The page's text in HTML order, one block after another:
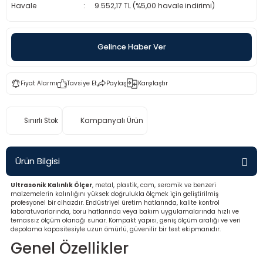
Havale
9.552,17 TL (%5,00 havale indirimi)
Gelince Haber Ver
Fiyat Alarmı Tavsiye Et Paylaş Karşılaştır
Sınırlı Stok Kampanyalı Ürün
Ürün Bilgisi
Ultrasonik Kalınlık Ölçer, metal, plastik, cam, seramik ve benzeri
malzemelerin kalınlığını yüksek doğrulukla ölçmek için geliştirilmiş
profesyonel bir cihazdır. Endüstriyel üretim hatlarında, kalite kontrol
laboratuvarlarında, boru hatlarında veya bakım uygulamalarında hızlı ve
temassız ölçüm olanağı sunar. Kompakt yapısı, geniş ölçüm aralığı ve veri
depolama kapasitesiyle uzun ömürlü, güvenilir bir test ekipmanıdır.
Genel Özellikler